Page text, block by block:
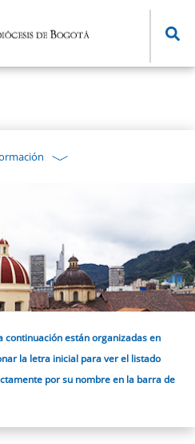
continuación están organizadas en
la letra inicial para ver el listado
por su nombre en la barra de